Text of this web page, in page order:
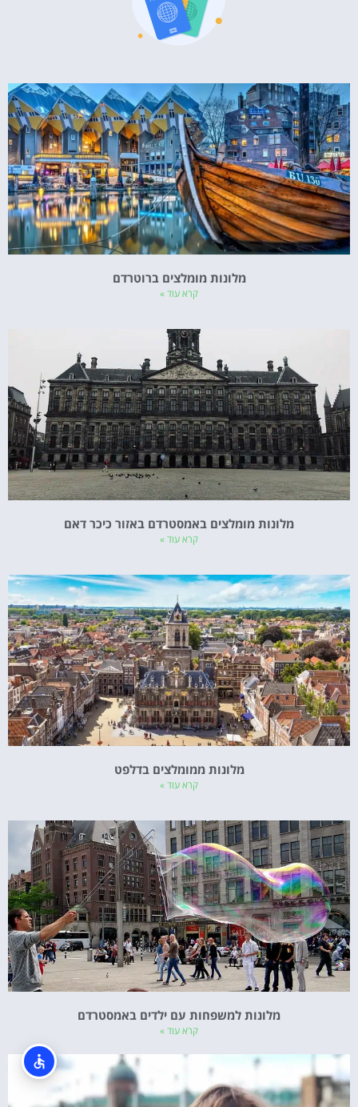
מלונות מומלצים ברוטרדם
קרא עוד »
מלונות מומלצים באמסטרדם באזור כיכר דאם
קרא עוד »
מלונות ממומלצים בדלפט
קרא עוד »
מלונות למשפחות עם ילדים באמסטרדם
קרא עוד »